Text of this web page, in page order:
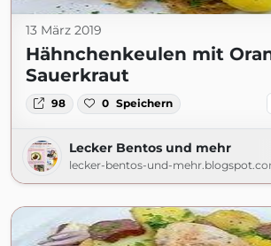
13 März 2019
Hähnchenkeulen mit
Sauerkraut
98 0 Speichern
Lecker Bentos und mehr
lecker-bentos-und-